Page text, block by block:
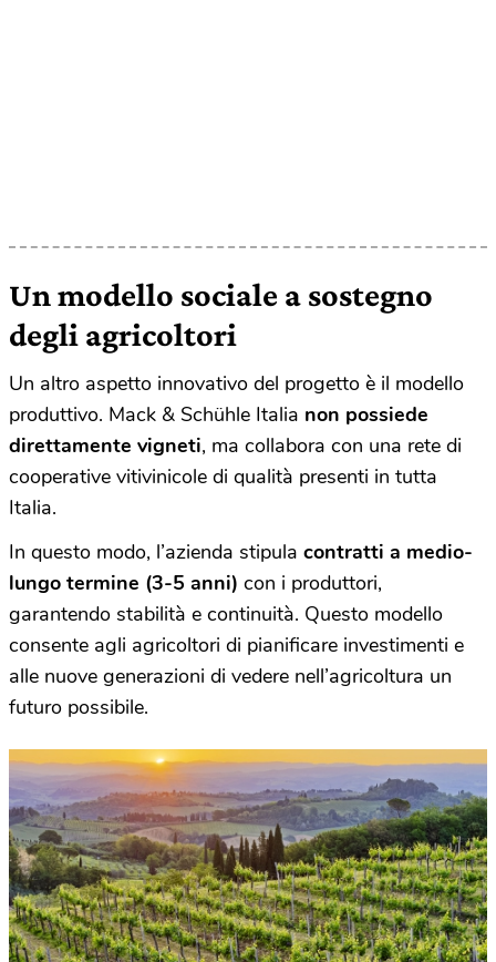
Un modello sociale a sostegno
degli agricoltori
Un altro aspetto innovativo del progetto è il modello
produttivo. Mack & Schühle Italia non possiede
direttamente vigneti, ma collabora con una rete di
cooperative vitivinicole di qualità presenti in tutta
Italia.
In questo modo, l’azienda stipula contratti a medio-
lungo termine (3-5 anni) con i produttori,
garantendo stabilità e continuità. Questo modello
consente agli agricoltori di pianificare investimenti e
alle nuove generazioni di vedere nell’agricoltura un
futuro possibile.